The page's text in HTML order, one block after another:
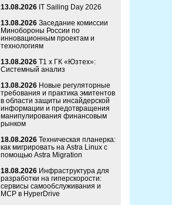
13.08.2026 IT Sailing Day 2026
13.08.2026 Заседание комиссии
Минобороны России по
инновационным проектам и
технологиям
13.08.2026 Т1 x ГК «Юзтех»:
Системный анализ
13.08.2026 Новые регуляторные
требования и практика эмитентов
в области защиты инсайдерской
информации и предотвращения
манипулирования финансовым
рынком
18.08.2026 Техническая планерка:
как мигрировать на Astra Linux с
помощью Astra Migration
18.08.2026 Инфраструктура для
разработки на гиперскорости:
сервисы самообслуживания и
MCP в HyperDrive